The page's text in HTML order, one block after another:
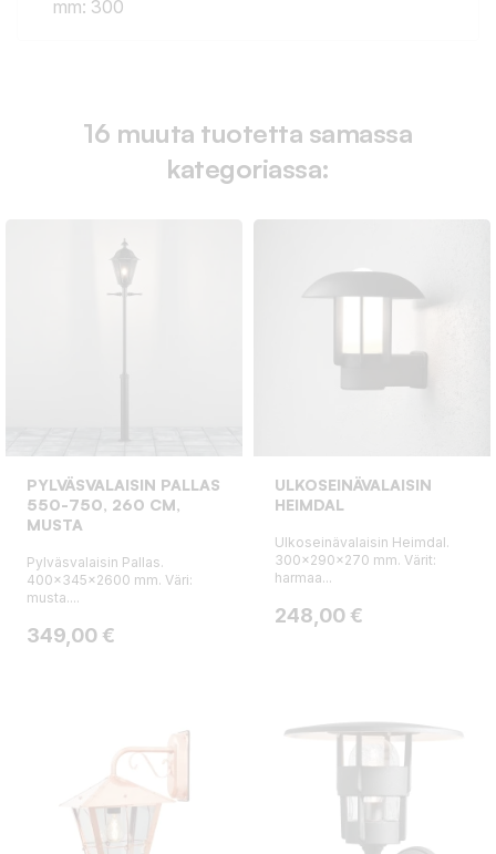
mm: 300
16 muuta tuotetta samassa
kategoriassa:
PYLVÄSVALAISIN PALLAS
550-750, 260 CM,
MUSTA
Pylväsvalaisin Pallas.
400x345x2600 mm. Väri:
musta....
Hinta
349,00 €
ULKOSEINÄVALAISIN
HEIMDAL
Ulkoseinävalaisin Heimdal.
300x290x270 mm. Värit:
harmaa...
Hinta
248,00 €